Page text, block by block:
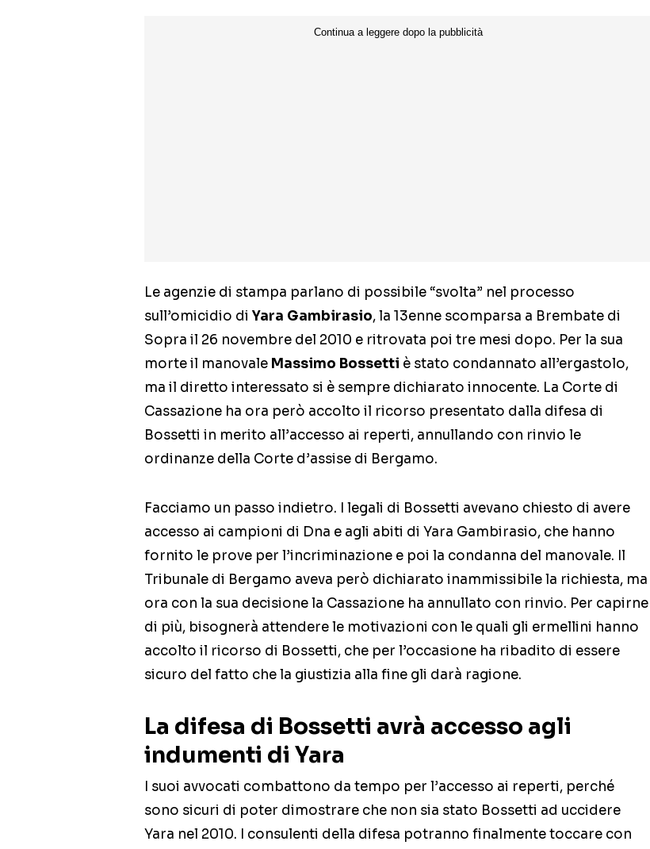
Le agenzie di stampa parlano di possibile “svolta” nel processo
sull’omicidio di Yara Gambirasio, la 13enne scomparsa a Brembate di
Sopra il 26 novembre del 2010 e ritrovata poi tre mesi dopo. Per la sua
morte il manovale Massimo Bossetti è stato condannato all’ergastolo,
ma il diretto interessato si è sempre dichiarato innocente. La Corte di
Cassazione ha ora però accolto il ricorso presentato dalla difesa di
Bossetti in merito all’accesso ai reperti, annullando con rinvio le
ordinanze della Corte d’assise di Bergamo.
Facciamo un passo indietro. I legali di Bossetti avevano chiesto di avere
accesso ai campioni di Dna e agli abiti di Yara Gambirasio, che hanno
fornito le prove per l’incriminazione e poi la condanna del manovale. Il
Tribunale di Bergamo aveva però dichiarato inammissibile la richiesta, ma
ora con la sua decisione la Cassazione ha annullato con rinvio. Per capirne
di più, bisognerà attendere le motivazioni con le quali gli ermellini hanno
accolto il ricorso di Bossetti, che per l’occasione ha ribadito di essere
sicuro del fatto che la giustizia alla fine gli darà ragione.
La difesa di Bossetti avrà accesso agli
indumenti di Yara
I suoi avvocati combattono da tempo per l’accesso ai reperti, perché
sono sicuri di poter dimostrare che non sia stato Bossetti ad uccidere
Yara nel 2010. I consulenti della difesa potranno finalmente toccare con